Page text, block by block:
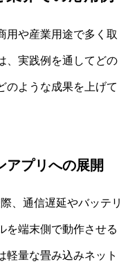
用や産業用途で多く取
、実践例を通してどの
のような成果を上げて
アプリへの展開
、通信遅延やバッテリ
を端末側で動作させる
軽量な畳み込みネット